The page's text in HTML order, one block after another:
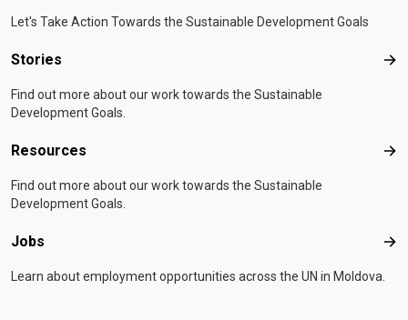
Let's Take Action Towards the Sustainable Development Goals
Stories
Find out more about our work towards the Sustainable
Development Goals.
Resources
Find out more about our work towards the Sustainable
Development Goals.
Jobs
Learn about employment opportunities across the UN in Moldova.